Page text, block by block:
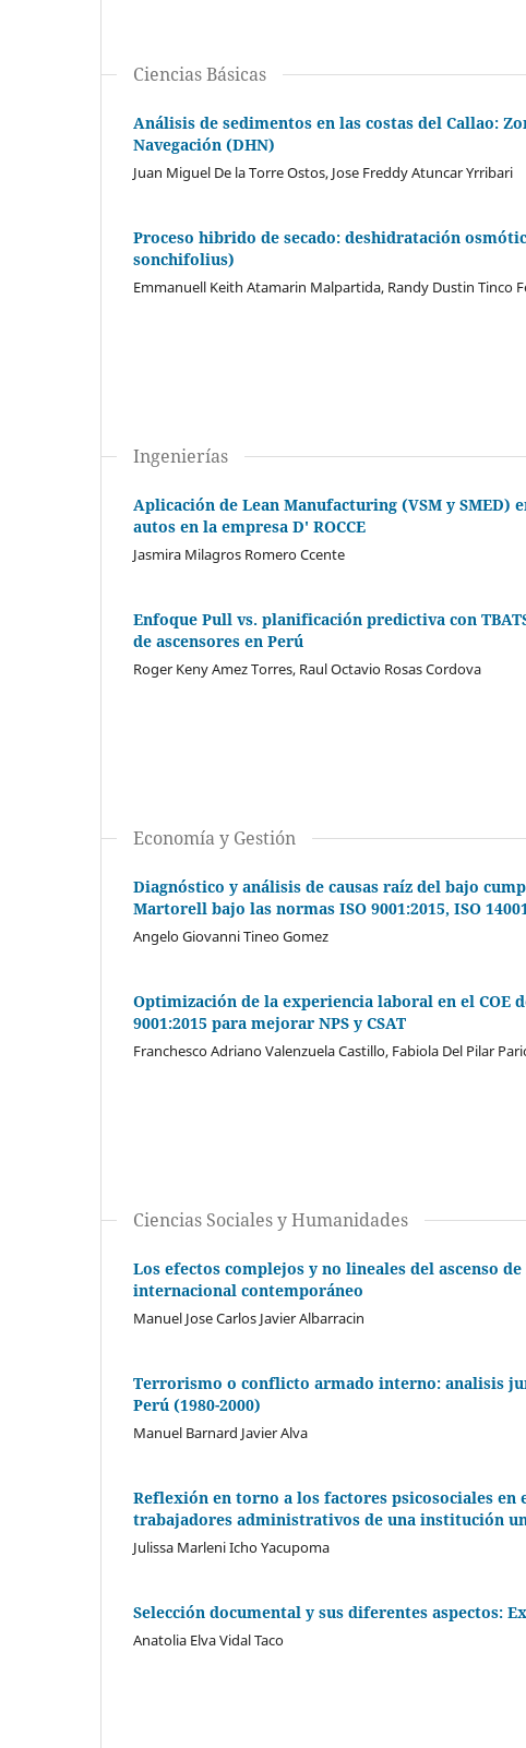
Ciencias Básicas
Análisis de sedimentos en las costas del Callao:
Navegación (DHN)
Juan Miguel De la Torre Ostos, Jose Freddy Atuncar Yrribari
Proceso hibrido de secado: deshidratación
sonchifolius)
Emmanuell Keith Atamarin Malpartida, Randy Dustin Tinco
Ingenierías
Aplicación de Lean Manufacturing (VSM y
autos en la empresa D' ROCCE
Jasmira Milagros Romero Ccente
Enfoque Pull vs. planificación predictiva con
de ascensores en Perú
Roger Keny Amez Torres, Raul Octavio Rosas Cordova
Economía y Gestión
Diagnóstico y análisis de causas raíz del bajo
Martorell bajo las normas ISO 9001:2015, ISO
Angelo Giovanni Tineo Gomez
Optimización de la experiencia laboral en el COE
9001:2015 para mejorar NPS y CSAT
Franchesco Adriano Valenzuela Castillo, Fabiola Del Pilar
Ciencias Sociales y Humanidades
Los efectos complejos y no lineales del ascenso
internacional contemporáneo
Manuel Jose Carlos Javier Albarracin
Terrorismo o conflicto armado interno: analisis
Perú (1980-2000)
Manuel Barnard Javier Alva
Reflexión en torno a los factores psicosociales
trabajadores administrativos de una institución
Julissa Marleni Icho Yacupoma
Selección documental y sus diferentes aspectos:
Anatolia Elva Vidal Taco